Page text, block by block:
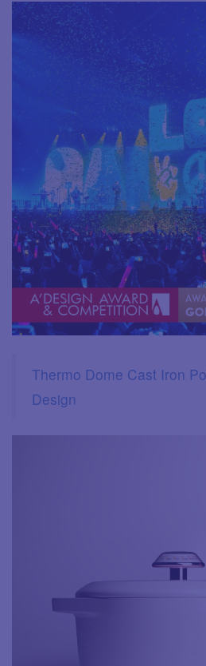
Thermo Dome Cast Iron
Design